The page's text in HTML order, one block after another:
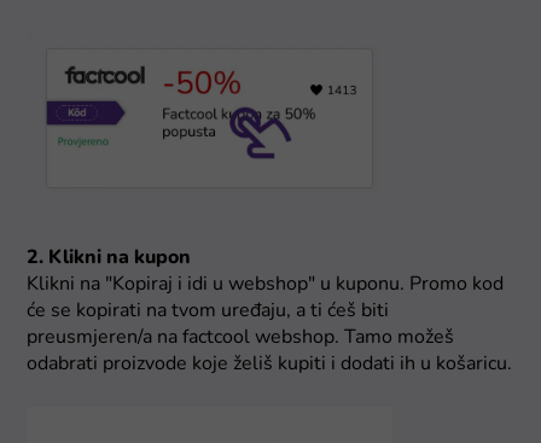
2. Klikni na kupon
Klikni na "Kopiraj i idi u webshop" u kuponu. Promo kod
će se kopirati na tvom uređaju, a ti ćeš biti
preusmjeren/a na factcool webshop. Tamo možeš
odabrati proizvode koje želiš kupiti i dodati ih u košaricu.